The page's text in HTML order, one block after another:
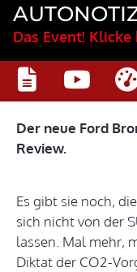
Das Event!
Der neue Ford
Review.
Es gibt sie noch,
sich nicht von der
lassen. Mal mehr,
Diktat der CO2-